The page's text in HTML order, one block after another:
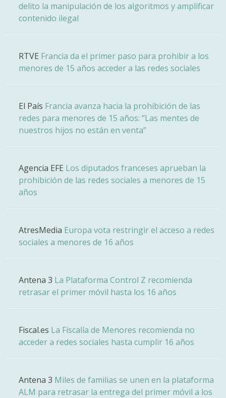
delito la manipulación de los algoritmos y amplificar
contenido ilegal
RTVE Francia da el primer paso para prohibir a los
menores de 15 años acceder a las redes sociales
El País Francia avanza hacia la prohibición de las
redes para menores de 15 años: “Las mentes de
nuestros hijos no están en venta”
Agencia EFE Los diputados franceses aprueban la
prohibición de las redes sociales a menores de 15
años
AtresMedia Europa vota restringir el acceso a redes
sociales a menores de 16 años
Antena 3 La Plataforma Control Z recomienda
retrasar el primer móvil hasta los 16 años
Fiscal.es La Fiscalía de Menores recomienda no
acceder a redes sociales hasta cumplir 16 años
Antena 3 Miles de familias se unen en la plataforma
ALM para retrasar la entrega del primer móvil a los